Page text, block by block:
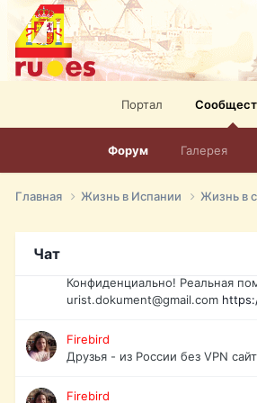
Портал
Форум Галерея
Главная Жизнь в Испании Жизнь в
Чат
elevision-in-spain.html Тел:
David16
Книги
David16
Подскажите пожалуйста, как
Если Вы попали в трудную
Конфиденциально! Реальная
urist.dokument@gmail.com
Firebird
Друзья - из России без VPN
Firebird